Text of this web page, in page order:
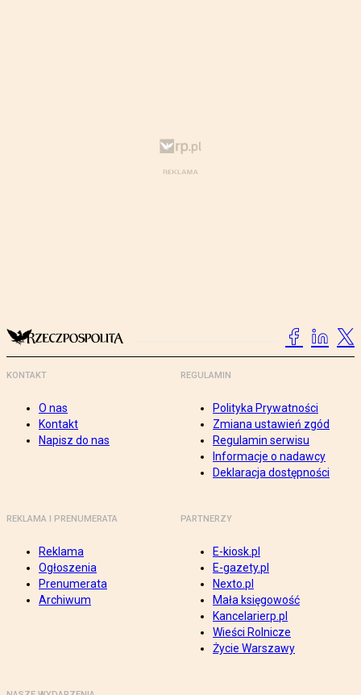
KONTAKT
O nas
Kontakt
Napisz do nas
REGULAMIN
Polityka Prywatności
Zmiana ustawień zgód
Regulamin serwisu
Informacje o nadawcy
Deklaracja dostępności
REKLAMA I PRENUMERATA
Reklama
Ogłoszenia
Prenumerata
Archiwum
PARTNERZY
E-kiosk.pl
E-gazety.pl
Nexto.pl
Mała księgowość
Kancelarierp.pl
Wieści Rolnicze
Życie Warszawy